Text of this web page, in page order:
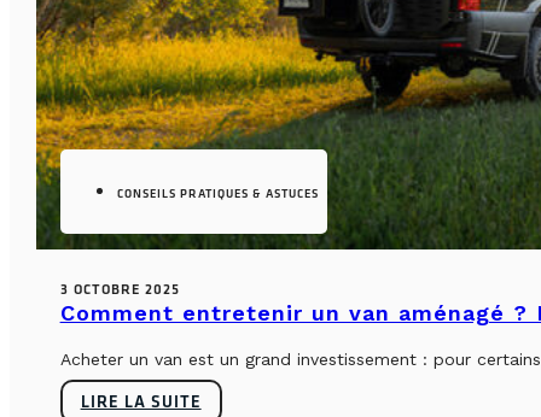
CONSEILS PRATIQUES & ASTUCES
3 OCTOBRE 2025
Comment entretenir un van aménagé
Acheter un van est un grand investissement : pour
LIRE LA SUITE